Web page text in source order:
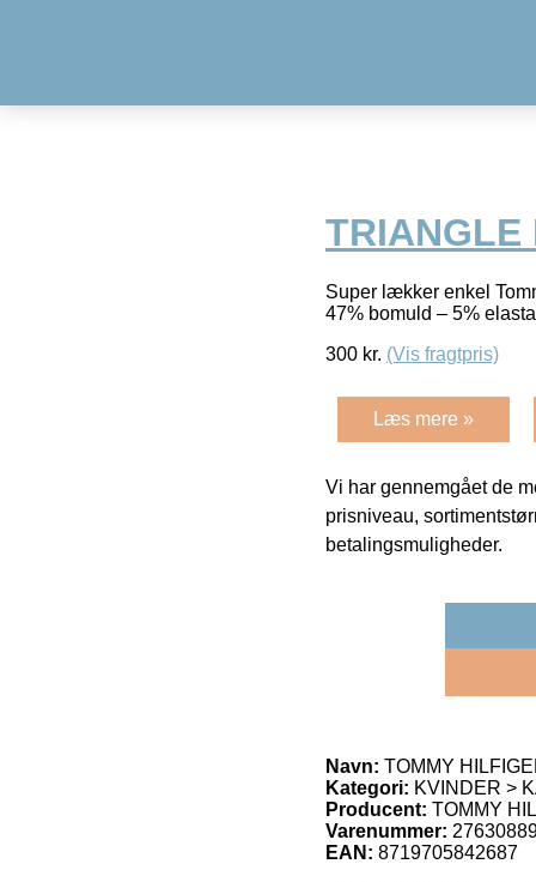
TRIANGLE
Super lækker enkel
47% bomuld – 5%
300 kr. (Vis fragtpris)
Læs mere »
Vi har gennemgået de
prisniveau,
betalingsmuligheder.
Navn: TOMMY
Kategori: KVINDER >
Producent: TOMMY
Varenummer:
EAN: 8719705842687